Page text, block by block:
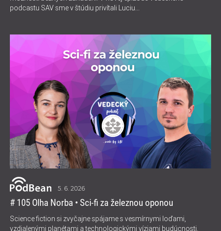
podcastu SAV sme v štúdiu privítali Luciu...
5. 6. 2026
# 105 Olha Norba • Sci-fi za železnou oponou
Science fiction si zvyčajne spájame s vesmírnymi loďami,
vzdialenými planétami a technologickými víziami budúcnosti.